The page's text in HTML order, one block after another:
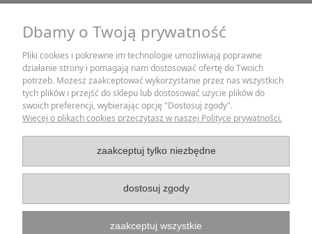
Wszystkie nasze wyroby są rękodziełem, z tej racji
wymiary mogą się wahać w granicach 1-2 cm.
ZAKUPY
POMOC
Strona korzysta z plików cookies w celu realizacji usług i zgodnie z Polityką
Dbamy o Twoją prywatność
Pliki cookies i pokrewne im technologie umożliwiają poprawne
działanie strony i pomagają nam dostosować ofertę do Twoich
potrzeb. Możesz zaakceptować wykorzystanie przez nas wszystkich
tych plików i przejść do sklepu lub dostosować użycie plików do
swoich preferencji, wybierając opcję "Dostosuj zgody".
Więcej o plikach cookies przeczytasz w naszej Polityce prywatności.
zaakceptuj tylko niezbędne
dostosuj zgody
zaakceptuj wszystkie